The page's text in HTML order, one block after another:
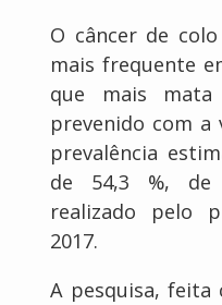
O câncer de
mais frequente
que mais
prevenido com a
prevalência
de 54,3 %, de
realizado pelo
2017.
A pesquisa, feita